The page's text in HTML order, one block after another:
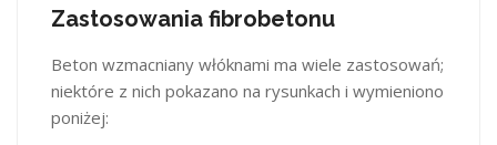
Zastosowania fibrobetonu
Beton wzmacniany włóknami ma wiele zastosowań;
niektóre z nich pokazano na rysunkach i wymieniono
poniżej: